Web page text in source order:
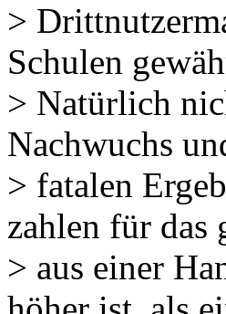
>
Schulen
> Natürlich
Nachwuchs
> fatalen
zahlen für das
> aus einer